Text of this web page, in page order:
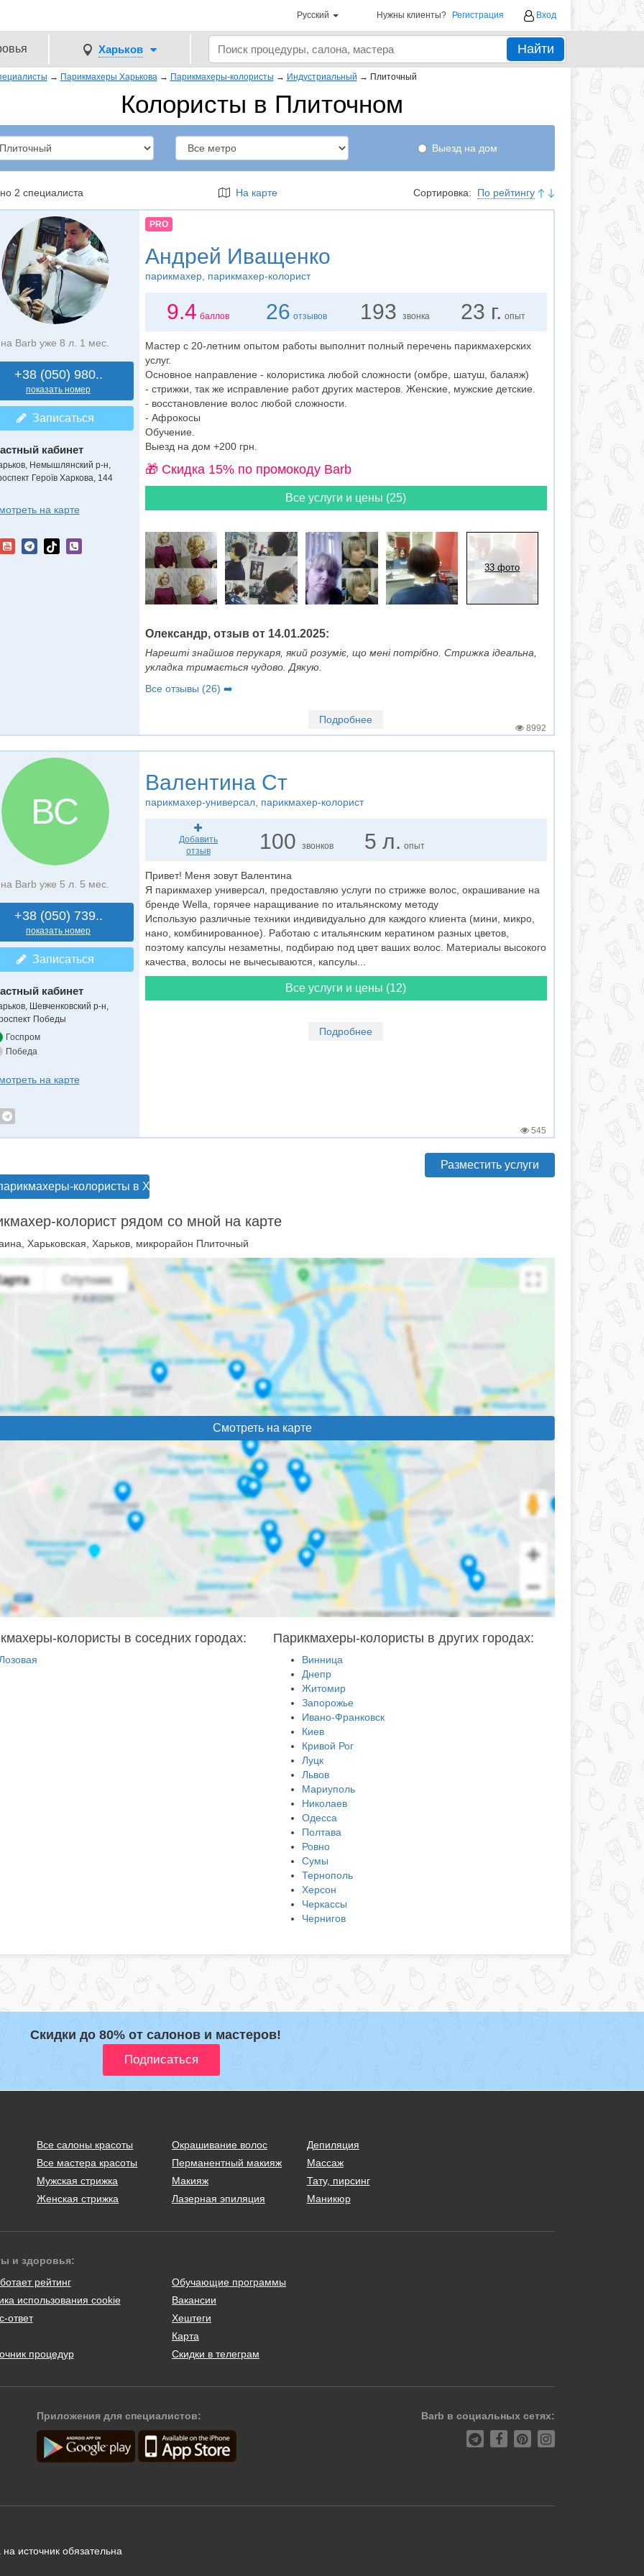
Русский Нужны клиенты? Регистрация Вход
Харьков Найти
→ Парикмахеры Харькова → Парикмахеры-колористы → Индустриальный → Плиточный
Колористы в Плиточном
Выезд на дом
2 специалиста На карте Сортировка: По рейтингу
на Barb уже 8 л. 1 мес.
+38 (050) 980..
показать номер
Записаться
кабинет
Немышлянский р-н,
Героїв Харкова, 144
на карте
PRO
Андрей Иващенко
парикмахер, парикмахер-колорист
9.4 баллов 26 отзывов 193 звонка 23 г. опыт
Мастер с 20-летним опытом работы выполнит полный перечень парикмахерских
услуг.
Основное направление - колористика любой сложности (омбре, шатуш, балаяж)
- стрижки, так же исправление работ других мастеров. Женские, мужские детские.
- восстановление волос любой сложности.
- Афрокосы
Обучение.
Выезд на дом +200 грн.
🎁 Cкидка 15% по промокоду Barb
Все услуги и цены (25)
33 фото
Олександр, отзыв от 14.01.2025:
Нарешті знайшов перукаря, який розуміє, що мені потрібно. Стрижка ідеальна,
укладка тримається чудово. Дякую.
Все отзывы (26) ➡️
Подробнее
8992
ВС
на Barb уже 5 л. 5 мес.
+38 (050) 739..
показать номер
Записаться
кабинет
Шевченковский р-н,
Победы
Госпром
Победа
на карте
Валентина Ст
парикмахер-универсал, парикмахер-колорист
Добавить
отзыв
100звонков 5 л. опыт
Привет! Меня зовут Валентина
Я парикмахер универсал, предоставляю услуги по стрижке волос, окрашивание на
бренде Wella, горячее наращивание по итальянскому методу
Использую различные техники индивидуально для каждого клиента (мини, микро,
нано, комбинированное). Работаю с итальянским кератином разных цветов,
поэтому капсулы незаметны, подбираю под цвет ваших волос. Материалы высокого
качества, волосы не вычесываются, капсулы...
Все услуги и цены (12)
Подробнее
545
колористы в Харькове
Разместить услуги
колорист рядом со мной на карте
Харьковская, Харьков, микрорайон Плиточный
Смотреть на карте
колористы в соседних городах: Парикмахеры-колористы в других городах:
Винница
Днепр
Житомир
Запорожье
Ивано-Франковск
Киев
Кривой Рог
Луцк
Львов
Мариуполь
Николаев
Одесса
Полтава
Ровно
Сумы
Тернополь
Херсон
Черкассы
Чернигов
Скидки до 80% от салонов и мастеров!
Все салоны красоты
Все мастера красоты
Мужская стрижка
Женская стрижка
Окрашивание волос
Перманентный макияж
Макияж
Лазерная эпиляция
Депиляция
Массаж
Тату, пирсинг
Маникюр
и здоровья:
рейтинг
использования cookie
ответ
процедур
Обучающие программы
Вакансии
Хештеги
Карта
Скидки в телеграм
Приложения для специалистов: Barb в социальных сетях:
источник обязательна